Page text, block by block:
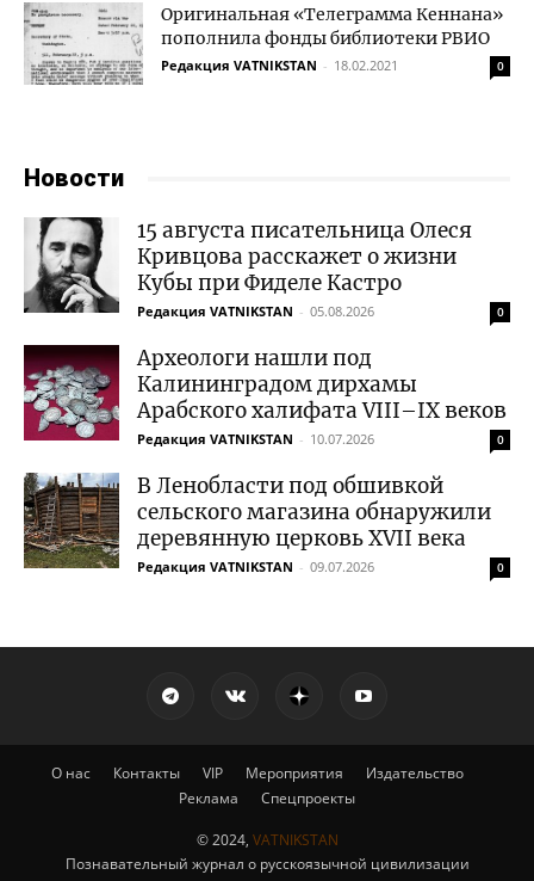
Оригинальная «Телеграмма Кеннана»
пополнила фонды библиотеки РВИО
Редакция VATNIKSTAN - 18.02.2021 0
Новости
15 августа писательница Олеся
Кривцова расскажет о жизни
Кубы при Фиделе Кастро
Редакция VATNIKSTAN - 05.08.2026 0
Археологи нашли под
Калининградом дирхамы
Арабского халифата VIII–IX веков
Редакция VATNIKSTAN - 10.07.2026 0
В Ленобласти под обшивкой
сельского магазина обнаружили
деревянную церковь XVII века
Редакция VATNIKSTAN - 09.07.2026 0
О нас Контакты VIP Мероприятия
Издательство
Реклама
Спецпроекты
© 2024, VATNIKSTAN
Познавательный журнал о русскоязычной цивилизации